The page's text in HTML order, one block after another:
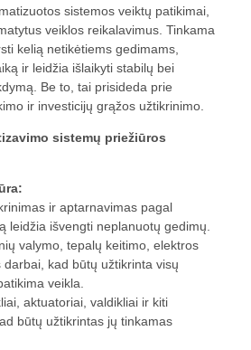
sistemos veiktų patikimai,
veiklos reikalavimus. Tinkama
kelią netikėtiems gedimams,
ir leidžia išlaikyti stabilų bei
Be to, tai prisideda prie
ir investicijų grąžos užtikrinimo.
sistemų priežiūros
ir aptarnavimas pagal
leidžia išvengti neplanuotų gedimų.
valymo, tepalų keitimo, elektros
darbai, kad būtų užtikrinta visų
veikla.
aktuatoriai, valdikliai ir kiti
būtų užtikrintas jų tinkamas